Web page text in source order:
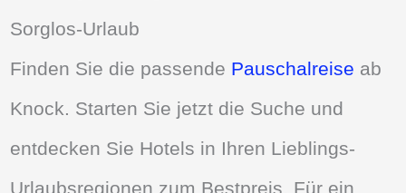
Sorglos-Urlaub
Finden Sie die passende Pauschalreise ab
Knock. Starten Sie jetzt die Suche und
entdecken Sie Hotels in Ihren Lieblings-
Urlaubsregionen zum Bestpreis. Für ein